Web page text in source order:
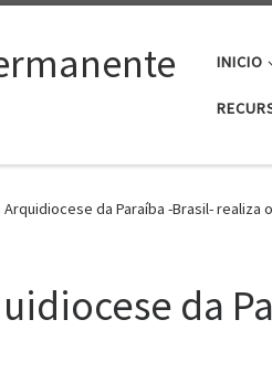
INICIO
Arquidiocese da Paraíba -Brasil- realiza
da